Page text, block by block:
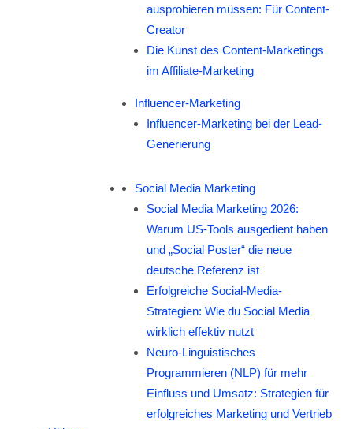
ausprobieren müssen: Für Content-
Creator
Die Kunst des Content-Marketings
im Affiliate-Marketing
Influencer-Marketing
Influencer-Marketing bei der Lead-
Generierung
Social Media Marketing
Social Media Marketing 2026:
Warum US-Tools ausgedient haben
und „Social Poster“ die neue
deutsche Referenz ist
Erfolgreiche Social-Media-
Strategien: Wie du Social Media
wirklich effektiv nutzt
Neuro-Linguistisches
Programmieren (NLP) für mehr
Einfluss und Umsatz: Strategien für
erfolgreiches Marketing und Vertrieb